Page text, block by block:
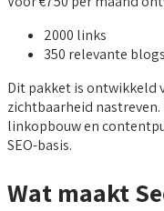
2000 links
350 relevante blogs
Dit pakket is ontwikkeld
zichtbaarheid
linkopbouw en
SEO-basis.
Wat maakt